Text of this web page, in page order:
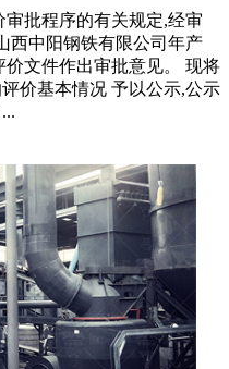
批程序的有关规定,经审
西中阳钢铁有限公司年产
价文件作出审批意见。 现将
价基本情况 予以公示,公示